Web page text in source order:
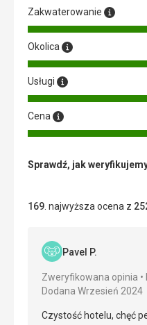
Zakwaterowanie
Okolica
Usługi
Cena
Sprawdź, jak
169. najwyższa ocena z
Pavel P.
Zweryfikowana opinia
Dodana Wrzesień 2024
Czystość hotelu, chęć